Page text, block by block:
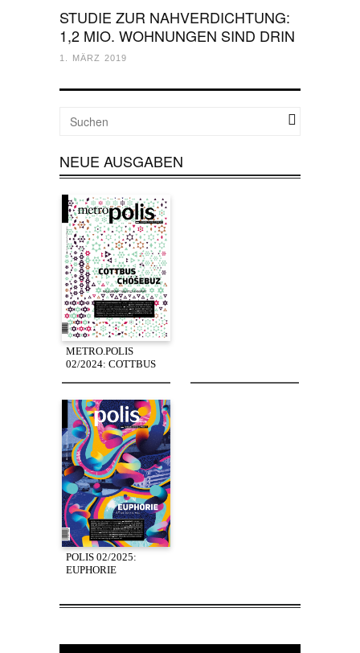
STUDIE ZUR NAHVERDICHTUNG:
1,2 MIO. WOHNUNGEN SIND DRIN
1. MÄRZ 2019
NEUE AUSGABEN
METRO.POLIS
02/2024: COTTBUS
POLIS 02/2025:
EUPHORIE